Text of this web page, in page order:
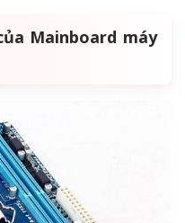
Mainboard máy